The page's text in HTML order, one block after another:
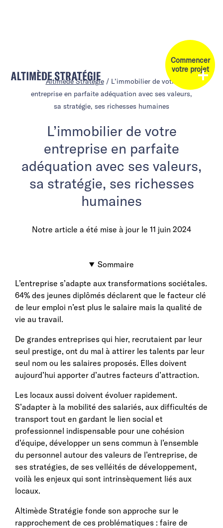
Commencer
votre projet
Altimède Stratégie/ L’immobilier de votre
entreprise en parfaite adéquation avec ses valeurs,
sa stratégie, ses richesses humaines
L’immobilier de votre
entreprise en parfaite
adéquation avec ses valeurs,
sa stratégie, ses richesses
humaines
Notre article a été mise à jour le 11 juin 2024
Sommaire
L’entreprise s’adapte aux transformations sociétales.
64% des jeunes diplômés déclarent que le facteur clé
de leur emploi n’est plus le salaire mais la qualité de
vie au travail.
De grandes entreprises qui hier, recrutaient par leur
seul prestige, ont du mal à attirer les talents par leur
seul nom ou les salaires proposés. Elles doivent
aujourd’hui apporter d’autres facteurs d’attraction.
Les locaux aussi doivent évoluer rapidement.
S’adapter à la mobilité des salariés, aux difficultés de
transport tout en gardant le lien social et
professionnel indispensable pour une cohésion
d’équipe, développer un sens commun à l’ensemble
du personnel autour des valeurs de l’entreprise, de
ses stratégies, de ses velléités de développement,
voilà les enjeux qui sont intrinsèquement liés aux
locaux.
Altimède Stratégie fonde son approche sur le
rapprochement de ces problématiques : faire de